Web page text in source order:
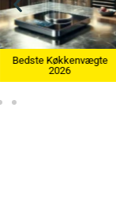
Bedste Æggekoger
2026